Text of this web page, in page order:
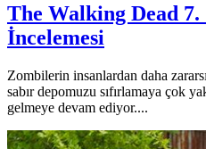
The Walking Dead 7.
İncelemesi
Zombilerin insanlardan daha
sabır depomuzu sıfırlamaya çok
gelmeye devam ediyor....